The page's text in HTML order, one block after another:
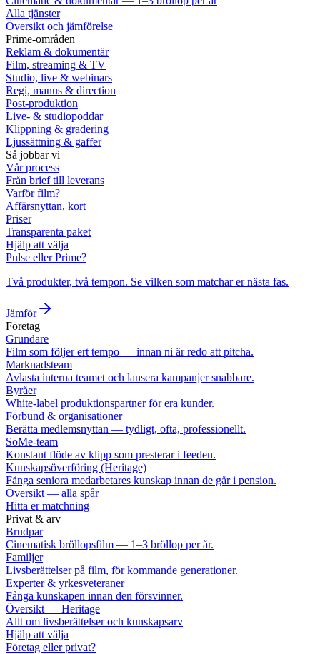
Alla tjänster
Översikt och jämförelse
Prime-områden
Reklam & dokumentär
Film, streaming & TV
Studio, live & webinars
Regi, manus & direction
Post-produktion
Live- & studiopoddar
Klippning & gradering
Ljussättning & gaffer
Så jobbar vi
Vår process
Från brief till leverans
Varför film?
Affärsnyttan, kort
Priser
Transparenta paket
Hjälp att välja
Pulse eller Prime?
Två produkter, två tempon. Se vilken som matchar er nästa fas.
Jämför
Företag
Grundare
Film som följer ert tempo — innan ni är redo att pitcha.
Marknadsteam
Avlasta interna teamet och lansera kampanjer snabbare.
Byråer
White-label produktionspartner för era kunder.
Förbund & organisationer
Berätta medlemsnyttan — tydligt, ofta, professionellt.
SoMe-team
Konstant flöde av klipp som presterar i feeden.
Kunskapsöverföring (Heritage)
Fånga seniora medarbetares kunskap innan de går i pension.
Översikt — alla spår
Hitta er matchning
Privat & arv
Brudpar
Cinematisk bröllopsfilm — 1–3 bröllop per år.
Familjer
Livsberättelser på film, för kommande generationer.
Experter & yrkesveteraner
Fånga kunskapen innan den försvinner.
Översikt — Heritage
Allt om livsberättelser och kunskapsarv
Hjälp att välja
Företag eller privat?